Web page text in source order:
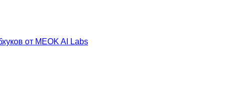
от MEOK AI Labs